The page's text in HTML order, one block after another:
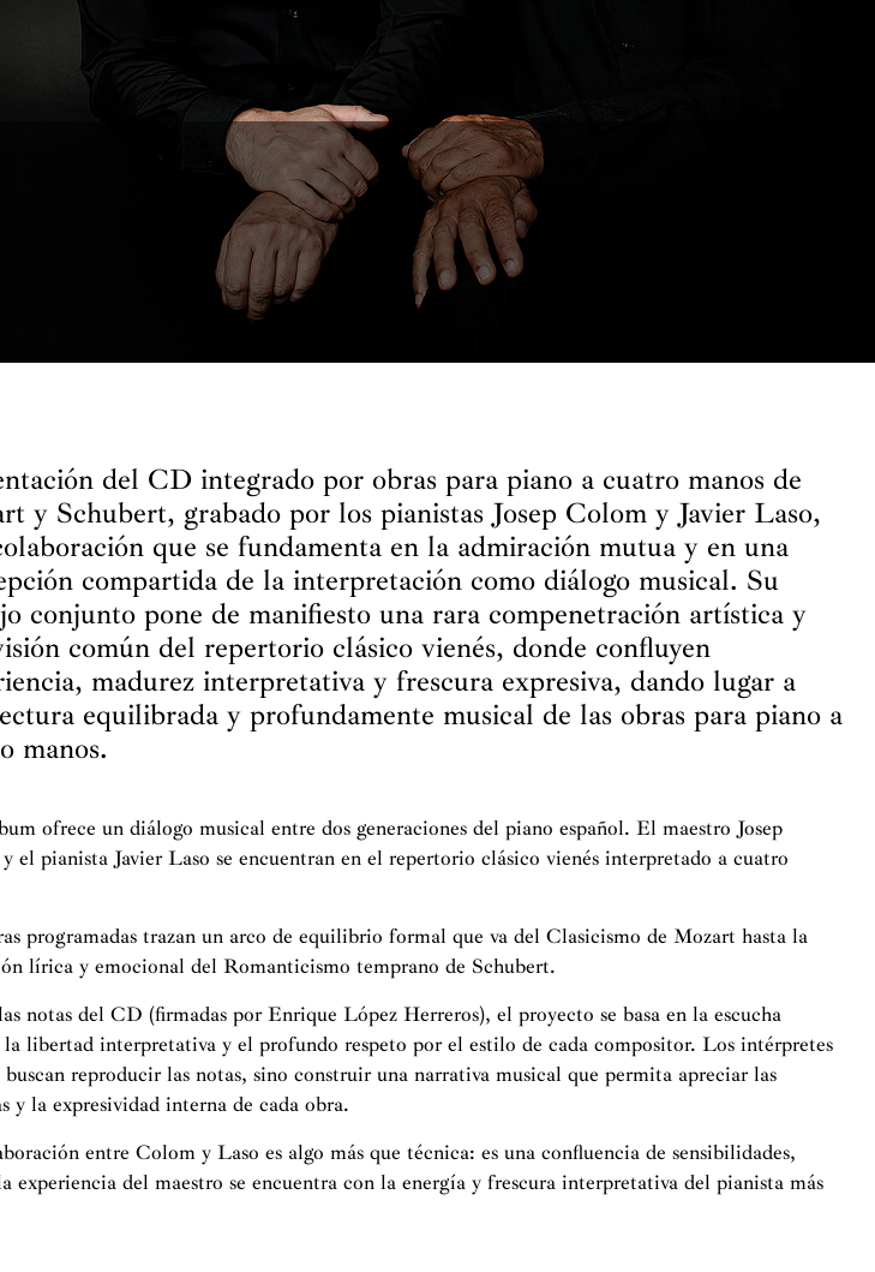
del CD integrado por obras para piano a cuatro manos de
y Schubert, grabado por los pianistas Josep Colom y Javier Laso,
que se fundamenta en la admiración mutua y en una
compartida de la interpretación como diálogo musical. Su
conjunto pone de manifiesto una rara compenetración artística y
común del repertorio clásico vienés, donde confluyen
madurez interpretativa y frescura expresiva, dando lugar a
equilibrada y profundamente musical de las obras para piano a
manos.
ofrece un diálogo musical entre dos generaciones del piano español. El maestro Josep
el pianista Javier Laso se encuentran en el repertorio clásico vienés interpretado a cuatro
programadas trazan un arco de equilibrio formal que va del Clasicismo de Mozart hasta la
lírica y emocional del Romanticismo temprano de Schubert.
notas del CD (firmadas por Enrique López Herreros), el proyecto se basa en la escucha
libertad interpretativa y el profundo respeto por el estilo de cada compositor. Los intérpretes
buscan reproducir las notas, sino construir una narrativa musical que permita apreciar las
y la expresividad interna de cada obra.
entre Colom y Laso es algo más que técnica: es una confluencia de sensibilidades,
experiencia del maestro se encuentra con la energía y frescura interpretativa del pianista más